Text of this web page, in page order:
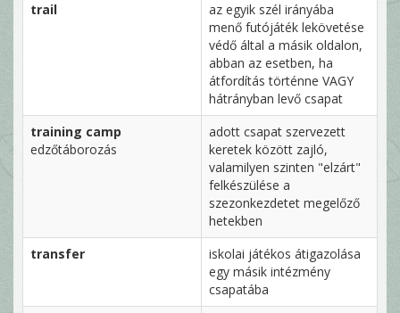
trail
az egyik szél irányába
menő futójáték lekövetése
védő által a másik oldalon,
abban az esetben, ha
átfordítás történne VAGY
hátrányban levő csapat
training camp
edzőtáborozás
adott csapat szervezett
keretek között zajló,
valamilyen szinten "elzárt"
felkészülése a
szezonkezdetet megelőző
hetekben
transfer
iskolai játékos átigazolása
egy másik intézmény
csapatába